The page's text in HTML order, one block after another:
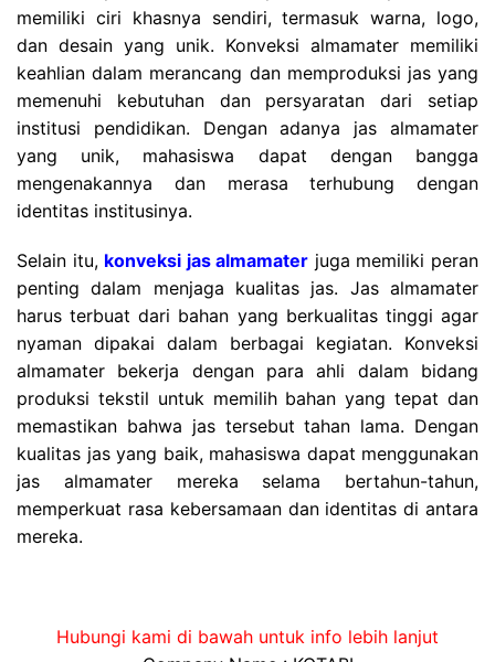
memiliki ciri khasnya sendiri, termasuk warna, logo,
dan desain yang unik. Konveksi almamater memiliki
keahlian dalam merancang dan memproduksi jas yang
memenuhi kebutuhan dan persyaratan dari setiap
institusi pendidikan. Dengan adanya jas almamater
yang unik, mahasiswa dapat dengan bangga
mengenakannya dan merasa terhubung dengan
identitas institusinya.
Selain itu, konveksi jas almamater juga memiliki peran
penting dalam menjaga kualitas jas. Jas almamater
harus terbuat dari bahan yang berkualitas tinggi agar
nyaman dipakai dalam berbagai kegiatan. Konveksi
almamater bekerja dengan para ahli dalam bidang
produksi tekstil untuk memilih bahan yang tepat dan
memastikan bahwa jas tersebut tahan lama. Dengan
kualitas jas yang baik, mahasiswa dapat menggunakan
jas almamater mereka selama bertahun-tahun,
memperkuat rasa kebersamaan dan identitas di antara
mereka.
Hubungi kami di bawah untuk info lebih lanjut